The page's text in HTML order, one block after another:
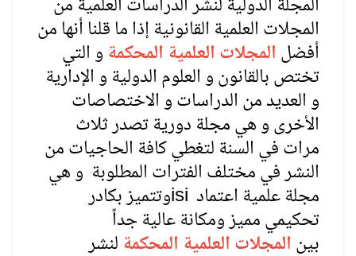
المجلات العلمية القانونية إذا ما قلنا أنها من
أفضلالمجلات العلمية المحكمةو التي
تختص بالقانون و العلوم الدولية و الإدارية
و العديد من الدراسات و الاختصاصات
الأخرى و هي مجلة دورية تصدر ثلاث
مرات في السنة لتغطي كافة الحاجيات من
النشر في مختلف الفترات المطلوبة و هي
مجلة علمية اعتماد isiوتتميز بكادر
تحكيمي مميز ومكانة عالية جداً
بينالمجلات العلمية المحكمةلنشر